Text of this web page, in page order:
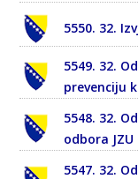
5550. 32.
5549. 32.
prevenciju
5548. 32.
odbora JZU
5547. 32.